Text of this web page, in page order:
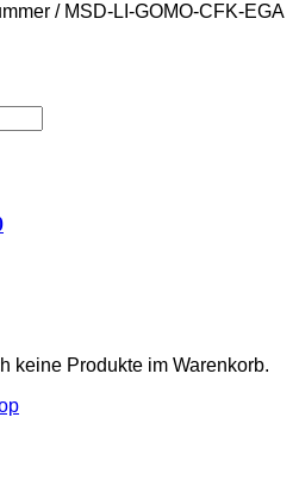
keine Produkte im Warenkorb.
/MSD-LI-GOMO-CFK-EGA